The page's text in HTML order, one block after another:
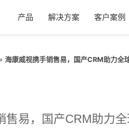
产品 解决方案 客户案例
» 海康威视携手销售易，国产CRM助力全
售易，国产CRM助力